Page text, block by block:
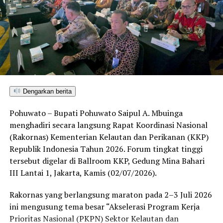
melalui Kasat Reskrim IPTU Renly H. Turangan, S.H.
menegaskan bahwa operasi penindakan ini merupakan
bukti nyata komitmen kepolisian dalam menegakkan
hukum tanpa pandang bulu terhadap segala bentuk
perusakan lingkungan.
tanpa izin di wilayah Pohuwato. Siapa pun yang terbukti
sesuai ketentuan yang berlaku. Komitmen kami jelas,
penegakan hukum terhadap PETI dilakukan secara
berkelanjutan,” tegas IPTU Renly.
Saat ini seluruh barang bukti beserta kedua terduga
pelaku telah digelandang ke Mapolres Pohuwato guna
masih melengkapi administrasi penyidikan (mindik) dan
menginterogasi sejumlah saksi untuk membongkar
Dengarkan berita
Pohuwato – Bupati Pohuwato Saipul A. Mbuinga
menghadiri secara langsung Rapat Koordinasi Nasional
(Rakornas) Kementerian Kelautan dan Perikanan (KKP)
Republik Indonesia Tahun 2026. Forum tingkat tinggi
tersebut digelar di Ballroom KKP, Gedung Mina Bahari
III Lantai 1, Jakarta, Kamis (02/07/2026).
Rakornas yang berlangsung maraton pada 2–3 Juli 2026
ini mengusung tema besar “Akselerasi Program Kerja
Prioritas Nasional (PKPN) Sektor Kelautan dan